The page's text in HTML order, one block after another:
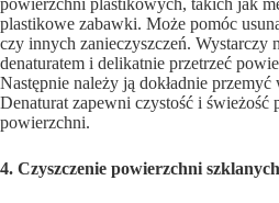
powierzchni plastikowych, takich jak
plastikowe zabawki. Może pomóc
czy innych zanieczyszczeń. Wystarczy
denaturatem i delikatnie przetrzeć
Następnie należy ją dokładnie przemyć
Denaturat zapewni czystość i świeżość
powierzchni.
4. Czyszczenie powierzchni szklanych